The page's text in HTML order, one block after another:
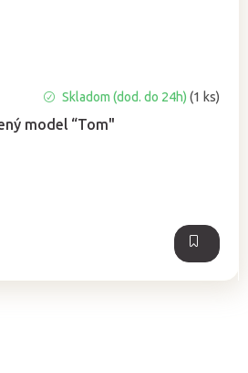
model “Tom"
Skladom (dod. do 24h) (1 ks)